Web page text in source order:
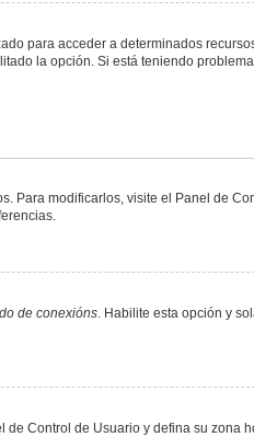
para acceder a determinados
la opción. Si está teniendo
Para modificarlos, visite el Panel de
de conexións. Habilite esta opción y
Control de Usuario y defina su zona